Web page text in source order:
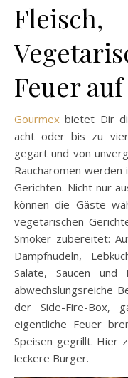
Feuer
Gourmex bietet Dir
acht oder bis zu
gegart und von
Raucharomen
Gerichten. Nicht nur
können die Gäste
vegetarischen
Smoker zubereitet:
Dampfnudeln,
Salate, Saucen
abwechslungsreiche
der Side-Fire-Box,
eigentliche Feuer
Speisen gegrillt. Hier
leckere Burger.